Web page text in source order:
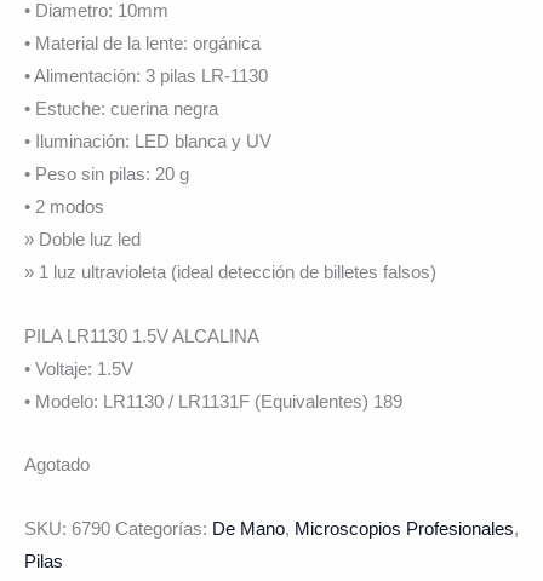
• Diametro: 10mm
• Material de la lente: orgánica
• Alimentación: 3 pilas LR-1130
• Estuche: cuerina negra
• Iluminación: LED blanca y UV
• Peso sin pilas: 20 g
• 2 modos
» Doble luz led
» 1 luz ultravioleta (ideal detección de billetes falsos)
PILA LR1130 1.5V ALCALINA
• Voltaje: 1.5V
• Modelo: LR1130 / LR1131F (Equivalentes) 189
Agotado
SKU: 6790 Categorías: De Mano, Microscopios Profesionales,
Pilas